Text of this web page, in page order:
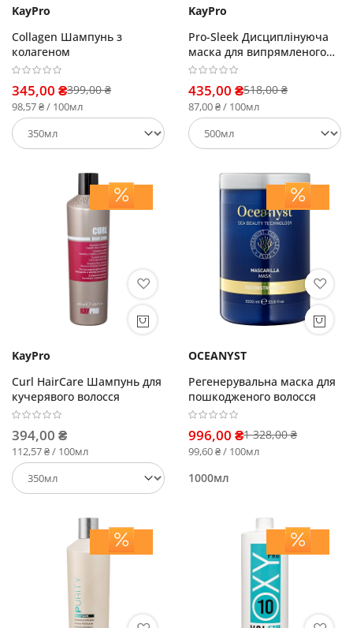
KayPro
Collagen Шампунь з
колагеном
345,00 ₴399,00 ₴
98,57 ₴ / 100мл
KayPro
Pro-Sleek Дисциплінуюча
маска для випрямленого
волосся
435,00 ₴518,00 ₴
87,00 ₴ / 100мл
KayPro
Curl HairCare Шампунь для
кучерявого волосся
394,00 ₴
112,57 ₴ / 100мл
OCEANYST
Регенерувальна маска для
пошкодженого волосся
996,00 ₴1 328,00 ₴
99,60 ₴ / 100мл
1000мл